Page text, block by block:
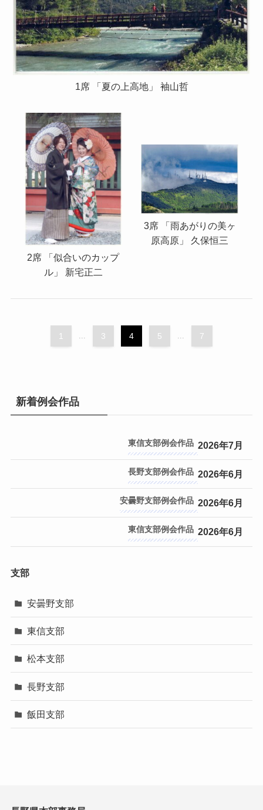
1席 「夏の上高地」 袖山哲
2席 「似合いのカップ
ル」 新宅正二
3席 「雨あがりの美ヶ
原高原」 久保恒三
1 ... 3 4 5 ... 7
新着例会作品
2026年7月
東信支部
2026年6月
長野支部
2026年6月
安曇野支部
2026年6月
東信支部
支部
安曇野支部
東信支部
松本支部
長野支部
飯田支部